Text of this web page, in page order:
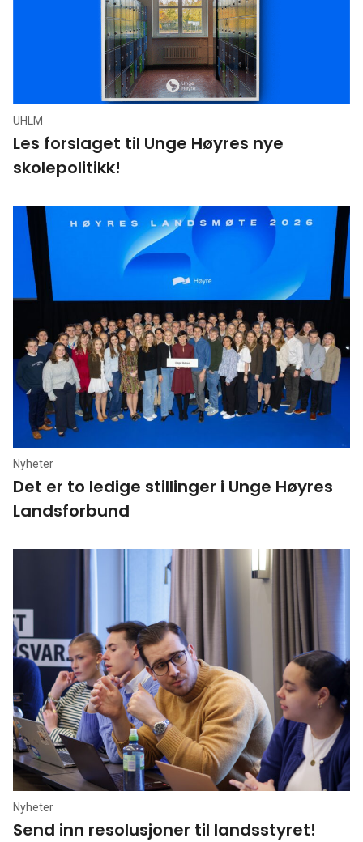
UHLM
Les forslaget til Unge Høyres nye
skolepolitikk!
Nyheter
Det er to ledige stillinger i Unge Høyres
Landsforbund
Nyheter
Send inn resolusjoner til landsstyret!